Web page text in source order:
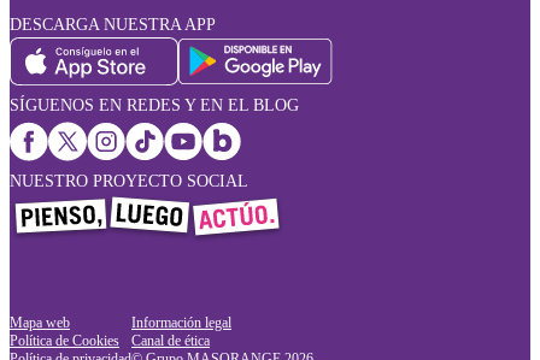
DESCARGA NUESTRA APP
SÍGUENOS EN REDES Y EN EL BLOG
NUESTRO PROYECTO SOCIAL
Mapa web
Política de Cookies
Información legal
Canal de ética